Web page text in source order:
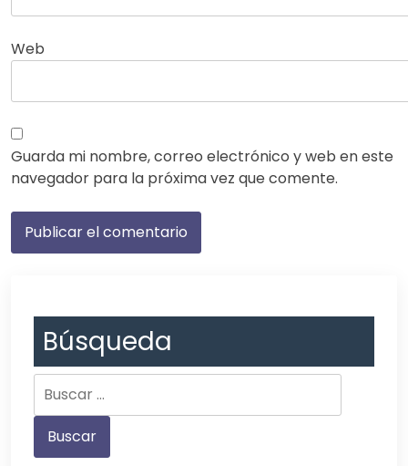
Web
Guarda mi nombre, correo electrónico y web en este
navegador para la próxima vez que comente.
Búsqueda